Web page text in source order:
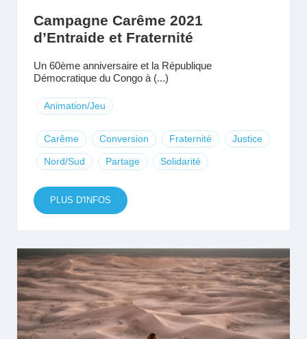
Campagne Carême 2021
d’Entraide et Fraternité
Un 60ème anniversaire et la République
Démocratique du Congo à (...)
Animation/Jeu
Carême Conversion Fraternité Justice
Nord/Sud Partage Solidarité
PLUS D'INFOS